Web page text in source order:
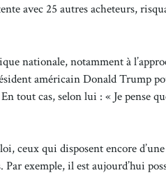
avec 25 autres acheteurs,
nationale, notamment à
américain Donald Trump
tout cas, selon lui : « Je pense
ceux qui disposent encore
exemple, il est aujourd’hui